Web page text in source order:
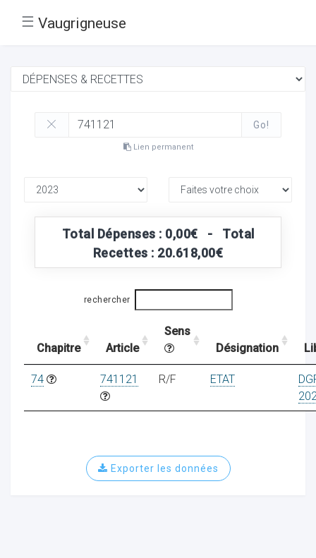
☰ Vaugrigneuse
Go!
Lien permanent
Total Dépenses : 0,00€ - Total
Recettes : 20.618,00€
rechercher
Chapitre Article
Sens
Désignation
74 741121 R/F ETAT
Exporter les données